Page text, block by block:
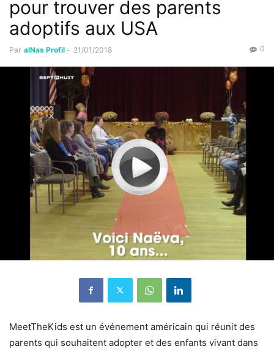
pour trouver des parents
adoptifs aux USA
Par alNas Profil - 21/01/2018 0
MeetTheKids est un événement américain qui réunit des
parents qui souhaitent adopter et des enfants vivant dans